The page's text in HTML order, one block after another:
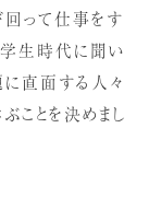
回って仕事をす
学生時代に聞い
に直面する人々
ことを決めまし